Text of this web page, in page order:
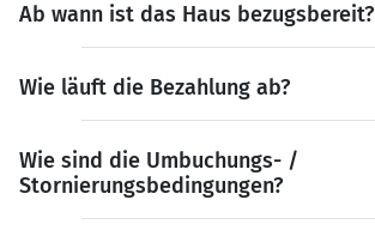
Ab wann ist das Haus bezugsbereit?
Wie läuft die Bezahlung ab?
Wie sind die Umbuchungs- /
Stornierungsbedingungen?